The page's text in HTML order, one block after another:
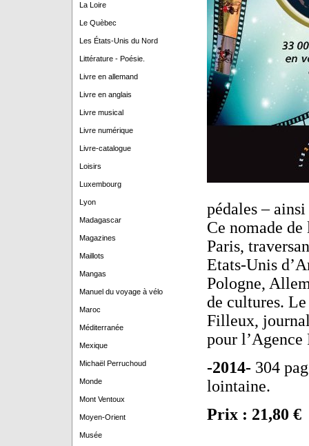
La Loire
Le Quèbec
Les États-Unis du Nord
Littérature - Poésie.
Livre en allemand
Livre en anglais
Livre musical
Livre numérique
Livre-catalogue
Loisirs
Luxembourg
Lyon
Madagascar
Magazines
Maillots
Mangas
Manuel du voyage à vélo
Maroc
Méditerranée
Mexique
Michaël Perruchoud
Monde
Mont Ventoux
Moyen-Orient
Musée
pédales –
Ce nomade
Paris,
Etats-Unis
Pologne,
de cultures.
Filleux,
pour l’Agence
-2014- 304
lointaine.
Prix : 21,80 €